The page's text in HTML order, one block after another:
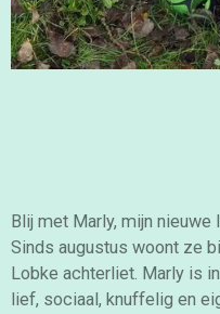
Blij met Marly, mijn nieuwe
Sinds augustus woont ze
Lobke achterliet. Marly is
lief, sociaal, knuffelig en